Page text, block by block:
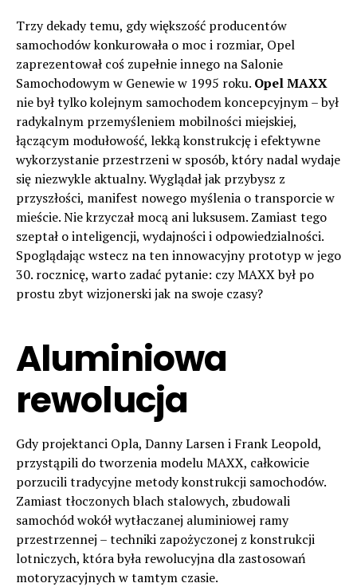
Trzy dekady temu, gdy większość producentów
samochodów konkurowała o moc i rozmiar, Opel
zaprezentował coś zupełnie innego na Salonie
Samochodowym w Genewie w 1995 roku. Opel MAXX
nie był tylko kolejnym samochodem koncepcyjnym – był
radykalnym przemyśleniem mobilności miejskiej,
łączącym modułowość, lekką konstrukcję i efektywne
wykorzystanie przestrzeni w sposób, który nadal wydaje
się niezwykle aktualny. Wyglądał jak przybysz z
przyszłości, manifest nowego myślenia o transporcie w
mieście. Nie krzyczał mocą ani luksusem. Zamiast tego
szeptał o inteligencji, wydajności i odpowiedzialności.
Spoglądając wstecz na ten innowacyjny prototyp w jego
30. rocznicę, warto zadać pytanie: czy MAXX był po
prostu zbyt wizjonerski jak na swoje czasy?
Aluminiowa
rewolucja
Gdy projektanci Opla, Danny Larsen i Frank Leopold,
przystąpili do tworzenia modelu MAXX, całkowicie
porzucili tradycyjne metody konstrukcji samochodów.
Zamiast tłoczonych blach stalowych, zbudowali
samochód wokół wytłaczanej aluminiowej ramy
przestrzennej – techniki zapożyczonej z konstrukcji
lotniczych, która była rewolucyjna dla zastosowań
motoryzacyjnych w tamtym czasie.